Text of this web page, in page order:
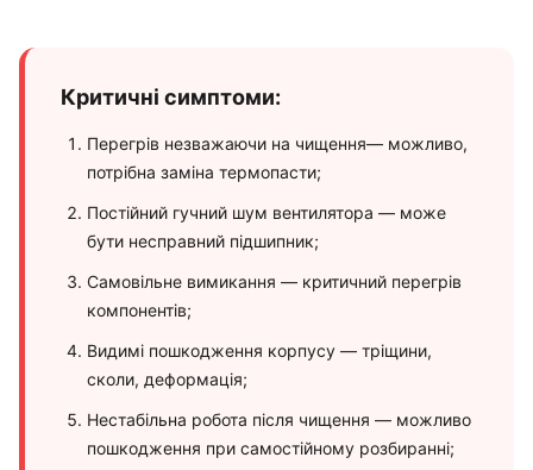
Критичні симптоми:
Перегрів незважаючи на чищення— можливо,
потрібна заміна термопасти;
Постійний гучний шум вентилятора — може
бути несправний підшипник;
Самовільне вимикання — критичний перегрів
компонентів;
Видимі пошкодження корпусу — тріщини,
сколи, деформація;
Нестабільна робота після чищення — можливо
пошкодження при самостійному розбиранні;